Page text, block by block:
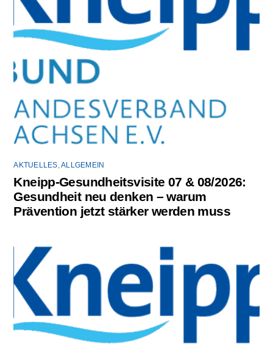
AKTUELLES ,ALLGEMEIN
Kneipp-Gesundheitsvisite 07 & 08/2026:
Gesundheit neu denken – warum
Prävention jetzt stärker werden muss